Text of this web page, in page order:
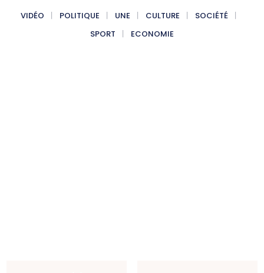
VIDÉO POLITIQUE UNE CULTURE
SOCIÉTÉ
SPORT
ECONOMIE